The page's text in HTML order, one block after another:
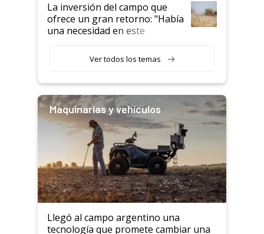
La inversión del campo que
ofrece un gran retorno: "Había
una necesidad en este
Ver todos los temas
Maquinarias y vehículos
Llegó al campo argentino una
tecnología que promete cambiar una